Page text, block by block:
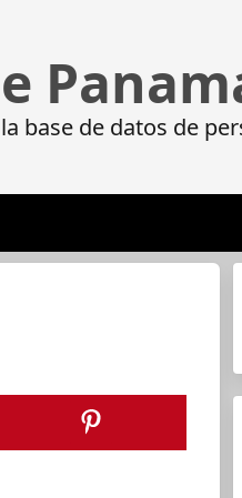
base de datos de